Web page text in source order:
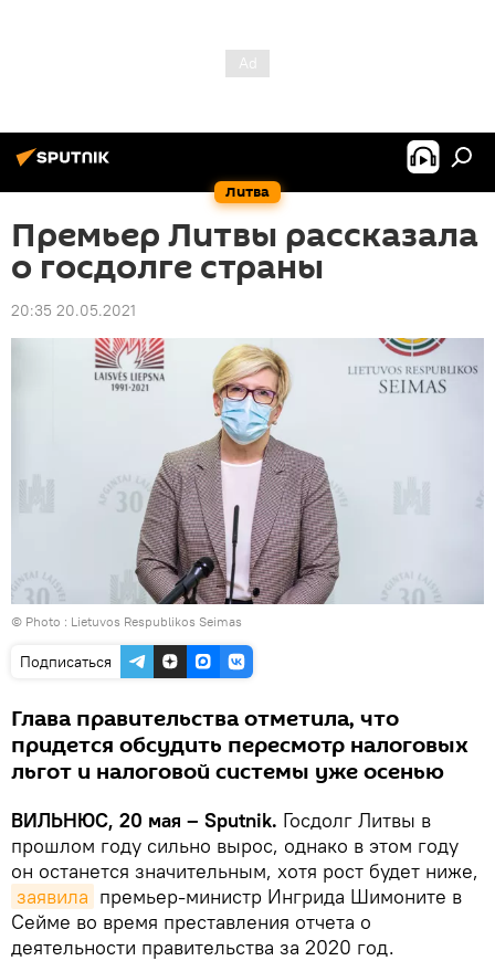
Литва
Премьер Литвы рассказала
о госдолге страны
20:35 20.05.2021
© Photo : Lietuvos Respublikos Seimas
Подписаться
Глава правительства отметила, что
придется обсудить пересмотр налоговых
льгот и налоговой системы уже осенью
ВИЛЬНЮС, 20 мая – Sputnik. Госдолг Литвы в
прошлом году сильно вырос, однако в этом году
он останется значительным, хотя рост будет ниже,
заявила премьер-министр Ингрида Шимоните в
Сейме во время преставления отчета о
деятельности правительства за 2020 год.